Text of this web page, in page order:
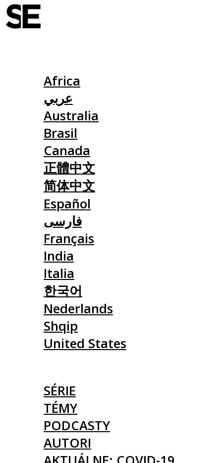
Africa
عربي
Australia
Brasil
Canada
正體中文
简体中文
Español
فارسی
Français
India
Italia
한국어
Nederlands
Shqip
United States
SÉRIE
TÉMY
PODCASTY
AUTORI